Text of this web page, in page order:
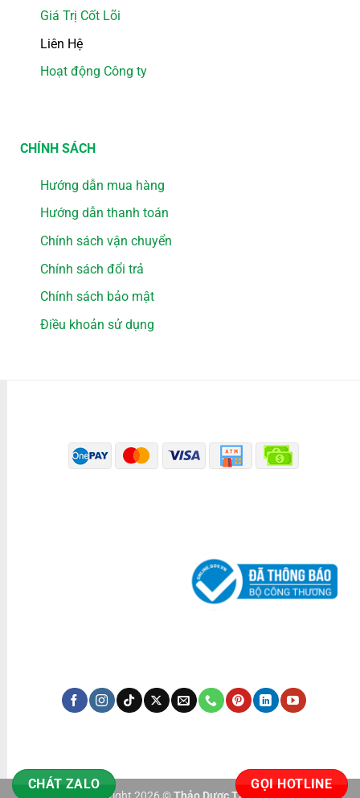
Giá Trị Cốt Lõi
Liên Hệ
Hoạt động Công ty
CHÍNH SÁCH
Hướng dẫn mua hàng
Hướng dẫn thanh toán
Chính sách vận chuyển
Chính sách đổi trả
Chính sách bảo mật
Điều khoản sử dụng
CHÁT ZALO GỌI HOTLINE